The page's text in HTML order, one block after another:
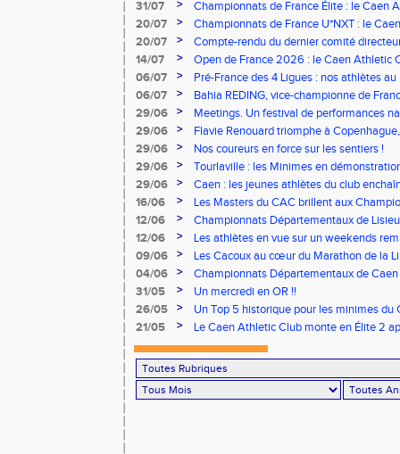
31/07
>
Championnats de France Élite : le Caen
vous à Albi !
20/07 >
Championnats de France U*NXT : le
Stade Charléty !
20/07 >
Compte-rendu du dernier comité
14/07
>
Open de France 2026 : le Caen Athletic
06/07
>
Pré-France des 4 Ligues : nos athlètes
06/07
>
Bahia REDING, vice-championne de
29/06
>
Meetings. Un festival de performances
concours
29/06 >
Flavie Renouard triomphe à
brillent sur tous les fronts
29/06 >
Nos coureurs en force sur les sentiers !
29/06
>
Tourlaville : les Minimes en
29/06
>
Caen : les jeunes athlètes du club
16/06
>
Les Masters du CAC brillent aux
12/06
>
Championnats Départementaux de
remarquables pour nos jeunes athlètes
12/06 >
Les athlètes en vue sur un weekends
09/06
>
Les Cacoux au cœur du Marathon de la
04/06
>
Championnats Départementaux de
rendez-vous
31/05 >
Un mercredi en OR !!
26/05
>
Un Top 5 historique pour les minimes du
Finale Nationale Equip’Athlé !
21/05 >
Le Caen Athletic Club monte en Élite 2